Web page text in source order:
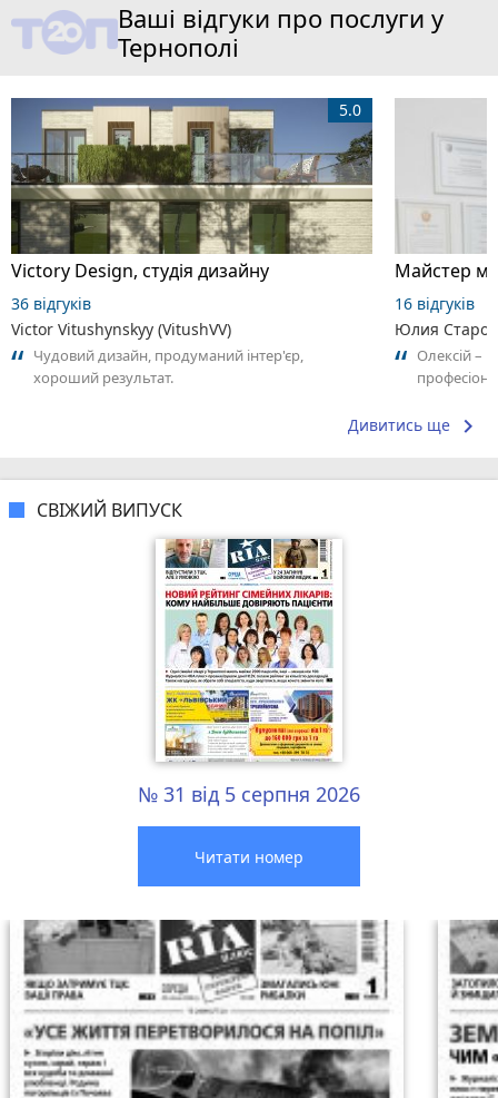
Ваші відгуки про послуги у
Тернополі
Victory Design, студія дизайну
5.0
36 відгуків
Victor Vitushynskyy (VitushVV)
Чудовий дизайн, продуманий інтер'єр,
хороший результат.
Майстер
16 відгуків
Юлия
Олексій –
Дивитись ще keyboard_arrow_right
СВІЖИЙ ВИПУСК
№ 31 від 5 серпня 2026
Читати номер